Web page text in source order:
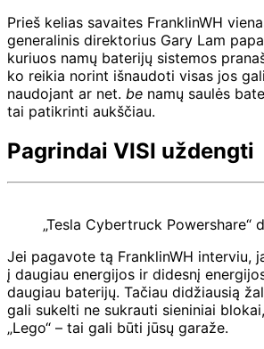
Prieš kelias savaites FranklinWH
generalinis direktorius Gary Lam
kuriuos namų baterijų sistemos
ko reikia norint išnaudoti visas jos
naudojant ar net. be namų saulės
tai patikrinti aukščiau.
Pagrindai VISI uždengti
„Tesla Cybertruck Powershare“
Jei pagavote tą FranklinWH interviu,
į daugiau energijos ir didesnį
daugiau baterijų. Tačiau didžiausią
gali sukelti ne sukrauti sieniniai
„Lego“ – tai gali būti jūsų garaže.